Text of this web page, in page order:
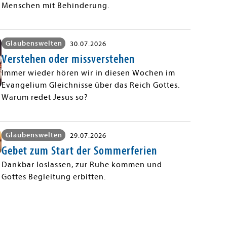
Menschen mit Behinderung.
Glaubenswelten 30.07.2026
Verstehen oder missverstehen
Immer wieder hören wir in diesen Wochen im
Evangelium Gleichnisse über das Reich Gottes.
Warum redet Jesus so?
Glaubenswelten 29.07.2026
Gebet zum Start der Sommerferien
Dankbar loslassen, zur Ruhe kommen und
Gottes Begleitung erbitten.